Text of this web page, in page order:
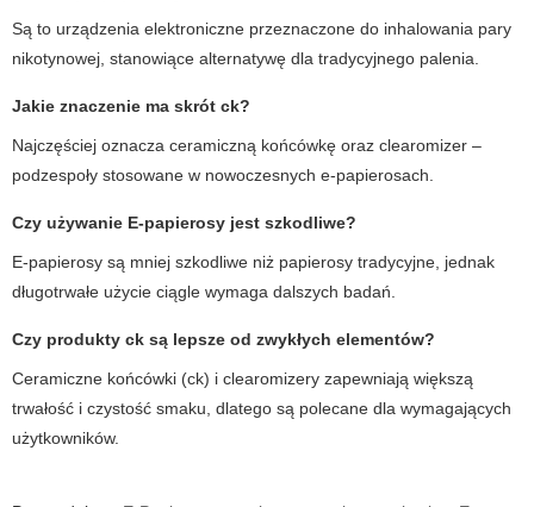
Są to urządzenia elektroniczne przeznaczone do inhalowania pary
nikotynowej, stanowiące alternatywę dla tradycyjnego palenia.
Jakie znaczenie ma skrót ck?
Najczęściej oznacza ceramiczną końcówkę oraz clearomizer –
podzespoły stosowane w nowoczesnych e-papierosach.
Czy używanie E-papierosy jest szkodliwe?
E-papierosy są mniej szkodliwe niż papierosy tradycyjne, jednak
długotrwałe użycie ciągle wymaga dalszych badań.
Czy produkty ck są lepsze od zwykłych elementów?
Ceramiczne końcówki (ck) i clearomizery zapewniają większą
trwałość i czystość smaku, dlatego są polecane dla wymagających
użytkowników.